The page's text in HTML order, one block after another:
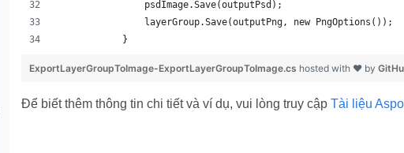
                psdImage.Save(outputPsd);
                layerGroup.Save(outputPng, new PngOptions());
            }
ExportLayerGroupToImage-ExportLayerGroupToImage.cs hosted with ❤ by
Để biết thêm thông tin chi tiết và ví dụ, vui lòng truy cập Tài liệu